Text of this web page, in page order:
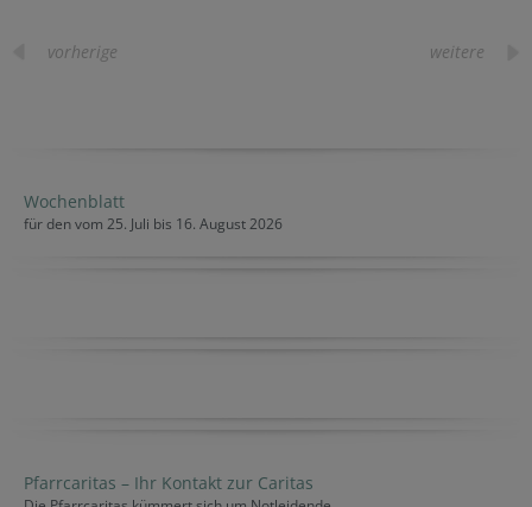
vorherige weitere
Wochenblatt
für den vom 25. Juli bis 16. August 2026
Pfarrcaritas – Ihr Kontakt zur Caritas